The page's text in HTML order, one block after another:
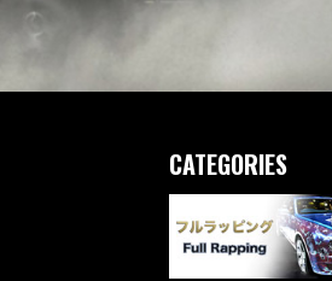
CATEGORIES